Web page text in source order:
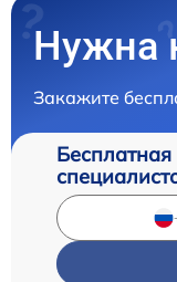
Нужна
Закажите